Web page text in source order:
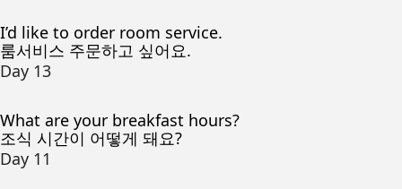
I’d like to order room service.
룸서비스 주문하고 싶어요.
Day 13
What are your breakfast hours?
조식 시간이 어떻게 돼요?
Day 11